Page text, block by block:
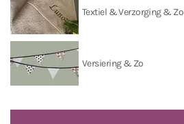
Textiel & Verzorging & Zo
Versiering & Zo